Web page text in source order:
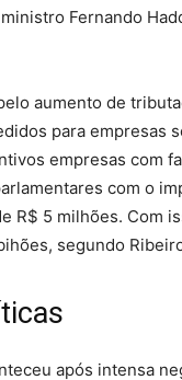
Fernando
aumento de
para empresas
empresas com
com o
R$ 5 milhões. Com
segundo
após intensa